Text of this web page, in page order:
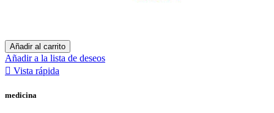
Añadir al carrito
Añadir a la lista de deseos
 Vista rápida
medicina